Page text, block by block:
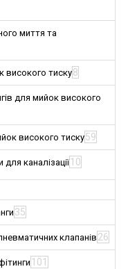
миття та
високого тиску8
для мийок високого
високого тиску59
каналізації 10
35
клапанів 26
101